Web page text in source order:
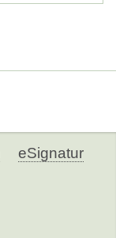
eSignatur